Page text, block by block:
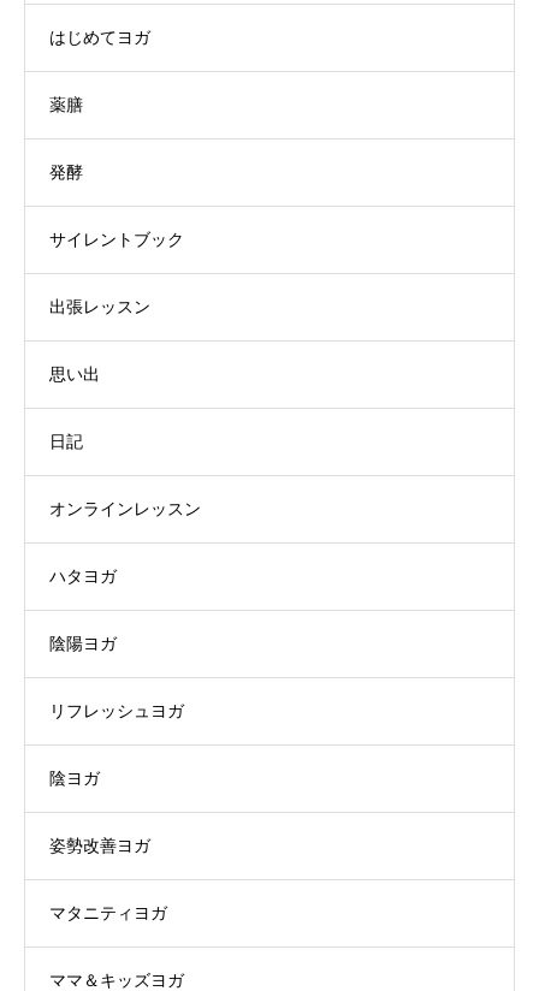
はじめてヨガ
薬膳
発酵
サイレントブック
出張レッスン
思い出
日記
オンラインレッスン
ハタヨガ
陰陽ヨガ
リフレッシュヨガ
陰ヨガ
姿勢改善ヨガ
マタニティヨガ
ママ＆キッズヨガ